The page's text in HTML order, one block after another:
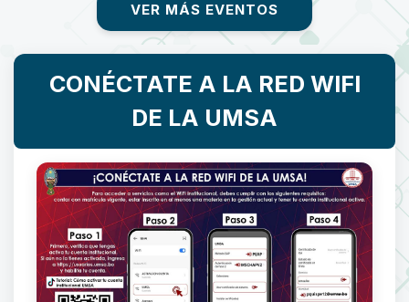
VER MÁS EVENTOS
CONÉCTATE A LA RED WIFI
DE LA UMSA